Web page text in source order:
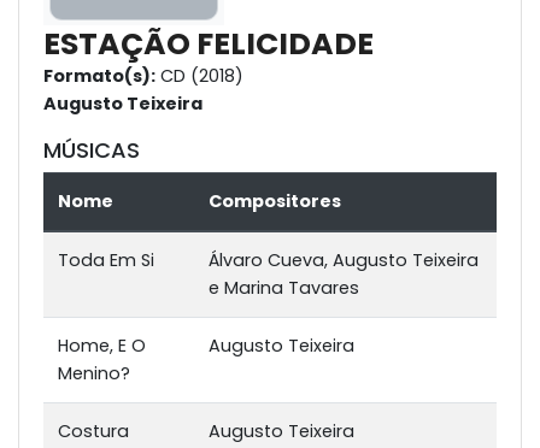
ESTAÇÃO FELICIDADE
Formato(s): CD (2018)
Augusto Teixeira
MÚSICAS
Nome Compositores
Toda Em Si
Álvaro Cueva, Augusto Teixeira
e Marina Tavares
Home, E O
Menino?
Augusto Teixeira
Costura Augusto Teixeira